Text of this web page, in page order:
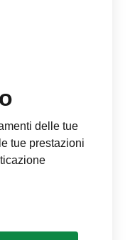
delle tue
tue prestazioni